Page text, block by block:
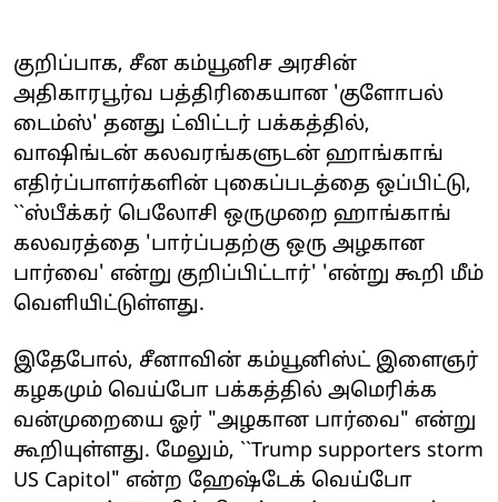
குறிப்பாக, சீன கம்யூனிச அரசின்
அதிகாரபூர்வ பத்திரிகையான 'குளோபல்
டைம்ஸ்' தனது ட்விட்டர் பக்கத்தில்,
வாஷிங்டன் கலவரங்களுடன் ஹாங்காங்
எதிர்ப்பாளர்களின் புகைப்படத்தை ஒப்பிட்டு,
``ஸ்பீக்கர் பெலோசி ஒருமுறை ஹாங்காங்
கலவரத்தை 'பார்ப்பதற்கு ஒரு அழகான
பார்வை' என்று குறிப்பிட்டார்' 'என்று கூறி மீம்
வெளியிட்டுள்ளது.
இதேபோல், சீனாவின் கம்யூனிஸ்ட் இளைஞர்
கழகமும் வெய்போ பக்கத்தில் அமெரிக்க
வன்முறையை ஓர் "அழகான பார்வை" என்று
கூறியுள்ளது. மேலும், ``Trump supporters storm
US Capitol" என்ற ஹேஷ்டேக் வெய்போ